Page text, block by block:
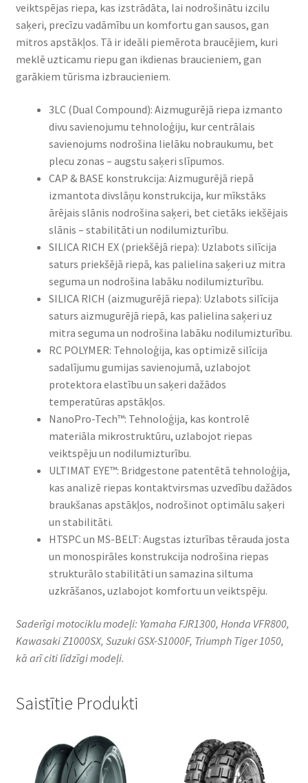
veiktspējas riepa, kas izstrādāta, lai nodrošinātu izcilu
saķeri, precīzu vadāmību un komfortu gan sausos, gan
mitros apstākļos. Tā ir ideāli piemērota braucējiem, kuri
meklē uzticamu riepu gan ikdienas braucieniem, gan
garākiem tūrisma izbraucieniem.​
3LC (Dual Compound): Aizmugurējā riepa izmanto
divu savienojumu tehnoloģiju, kur centrālais
savienojums nodrošina lielāku nobraukumu, bet
plecu zonas – augstu saķeri slīpumos.​
CAP & BASE konstrukcija: Aizmugurējā riepā
izmantota divslāņu konstrukcija, kur mīkstāks
ārējais slānis nodrošina saķeri, bet cietāks iekšējais
slānis – stabilitāti un nodilumizturību.​
SILICA RICH EX (priekšējā riepa): Uzlabots silīcija
saturs priekšējā riepā, kas palielina saķeri uz mitra
seguma un nodrošina labāku nodilumizturību.​
SILICA RICH (aizmugurējā riepa): Uzlabots silīcija
saturs aizmugurējā riepā, kas palielina saķeri uz
mitra seguma un nodrošina labāku nodilumizturību.​
RC POLYMER: Tehnoloģija, kas optimizē silīcija
sadalījumu gumijas savienojumā, uzlabojot
protektora elastību un saķeri dažādos
temperatūras apstākļos.​
NanoPro-Tech™: Tehnoloģija, kas kontrolē
materiāla mikrostruktūru, uzlabojot riepas
veiktspēju un nodilumizturību.​
ULTIMAT EYE™: Bridgestone patentētā tehnoloģija,
kas analizē riepas kontaktvirsmas uzvedību dažādos
braukšanas apstākļos, nodrošinot optimālu saķeri
un stabilitāti.​
HTSPC un MS-BELT: Augstas izturības tērauda josta
un monospirāles konstrukcija nodrošina riepas
strukturālo stabilitāti un samazina siltuma
uzkrāšanos, uzlabojot komfortu un veiktspēju.​
Saderīgi motociklu modeļi: Yamaha FJR1300, Honda VFR800,
Kawasaki Z1000SX, Suzuki GSX-S1000F, Triumph Tiger 1050,
kā arī citi līdzīgi modeļi.
Saistītie Produkti